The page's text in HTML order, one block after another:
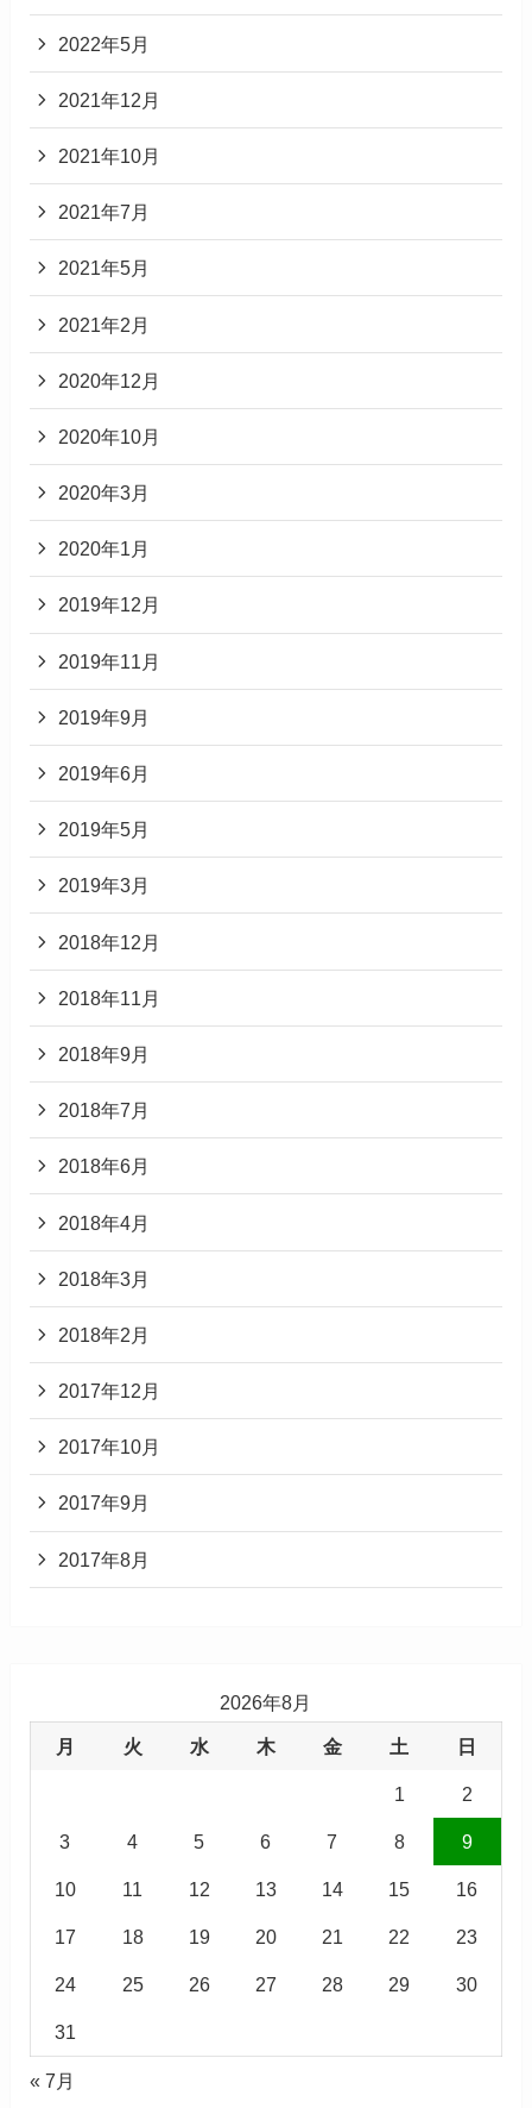
2022年5月
2021年12月
2021年10月
2021年7月
2021年5月
2021年2月
2020年12月
2020年10月
2020年3月
2020年1月
2019年12月
2019年11月
2019年9月
2019年6月
2019年5月
2019年3月
2018年12月
2018年11月
2018年9月
2018年7月
2018年6月
2018年4月
2018年3月
2018年2月
2017年12月
2017年10月
2017年9月
2017年8月
2026年8月
月 火 水 木 金 土 日
1 2
3 4 5 6 7 8 9
10 11 12 13 14 15 16
17 18 19 20 21 22 23
24 25 26 27 28 29 30
31
« 7月